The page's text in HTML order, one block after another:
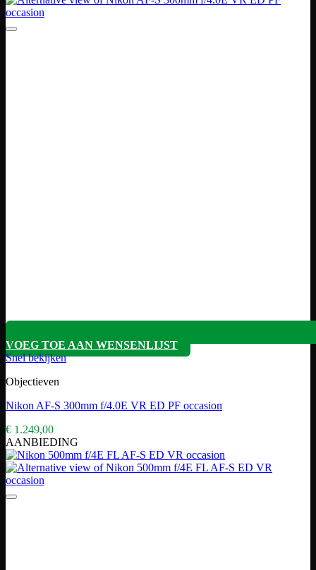
VOEG TOE AAN WENSENLIJST
Snel bekijken
Objectieven
Nikon AF-S 300mm f/4.0E VR ED PF occasion
€ 1.249,00
AANBIEDING